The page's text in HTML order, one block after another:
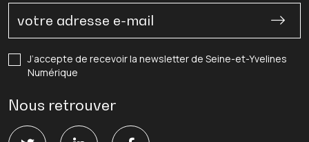
J’accepte de recevoir la newsletter de Seine-et-Yvelines
Numérique
Nous retrouver